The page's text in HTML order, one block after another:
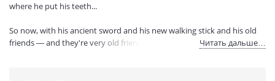
ISBN:
9781399611206
В продаже с:
26.04.2024
where he put his teeth...
So now, with his ancient sword and his new walking stick and his old
friends — and they're very old friends — Cohen the Barbarian is going
Читать дальше…